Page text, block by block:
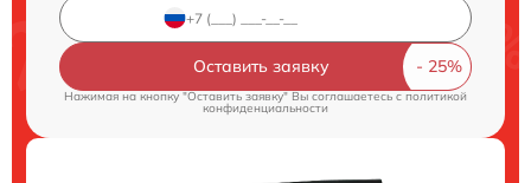
Оставить заявку
Нажимая на кнопку "Оставить заявку" Вы соглашаетесь cполитикой
конфиденциальности